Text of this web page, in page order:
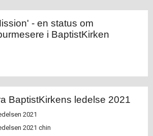
- en status om
i BaptistKirken
BaptistKirkens ledelse 2021
2021
2021 chin